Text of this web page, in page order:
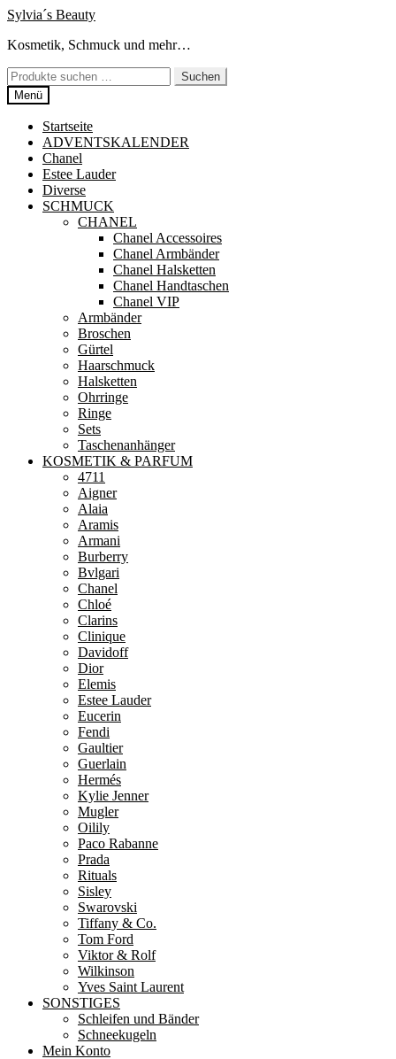
Zur
springen
Zum
springen
Sylvia´s Beauty
Kosmetik, Schmuck und mehr…
Suchen
nach:
Suchen
Menü
Startseite
ADVENTSKALENDER
Chanel
Estee Lauder
Diverse
SCHMUCK
CHANEL
Chanel Accessoires
Chanel Armbänder
Chanel Halsketten
Chanel Handtaschen
Chanel VIP
Armbänder
Broschen
Gürtel
Haarschmuck
Halsketten
Ohrringe
Ringe
Sets
Taschenanhänger
KOSMETIK & PARFUM
4711
Aigner
Alaia
Aramis
Armani
Burberry
Bvlgari
Chanel
Chloé
Clarins
Clinique
Davidoff
Dior
Elemis
Estee Lauder
Eucerin
Fendi
Gaultier
Guerlain
Hermés
Kylie Jenner
Mugler
Oilily
Paco Rabanne
Prada
Rituals
Sisley
Swarovski
Tiffany & Co.
Tom Ford
Viktor & Rolf
Wilkinson
Yves Saint Laurent
SONSTIGES
Schleifen und Bänder
Schneekugeln
Mein Konto